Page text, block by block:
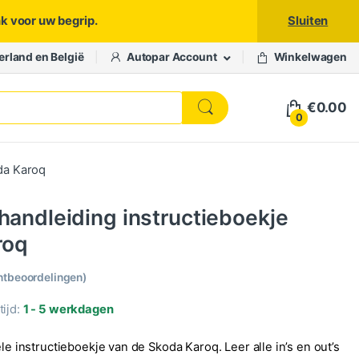
voor uw begrip. Sluiten
en België Autopar Account Winkelwagen
0
€0.00
Karoq
instructieboekje
1 - 5 werkdagen
instructieboekje van de Skoda Karoq. Leer alle in’s en out’s